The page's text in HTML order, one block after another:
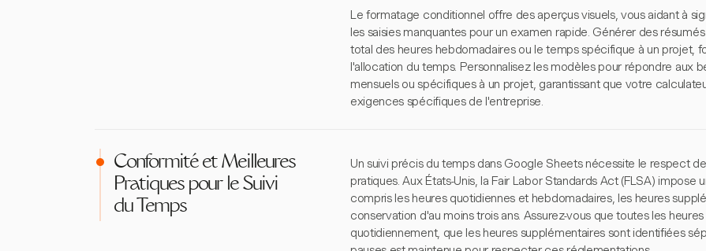
Le formatage conditionnel offre des aperçus visuels, vous aidant à
les saisies manquantes pour un examen rapide. Générer des
total des heures hebdomadaires ou le temps spécifique à un projet,
l'allocation du temps. Personnalisez les modèles pour répondre aux
mensuels ou spécifiques à un projet, garantissant que votre
exigences spécifiques de l'entreprise.
Conformité et Meilleures
Pratiques pour le Suivi
du Temps
Un suivi précis du temps dans Google Sheets nécessite le respect
pratiques. Aux États-Unis, la Fair Labor Standards Act (FLSA) impose
compris les heures quotidiennes et hebdomadaires, les heures
conservation d'au moins trois ans. Assurez-vous que toutes les
quotidiennement, que les heures supplémentaires sont identifiées